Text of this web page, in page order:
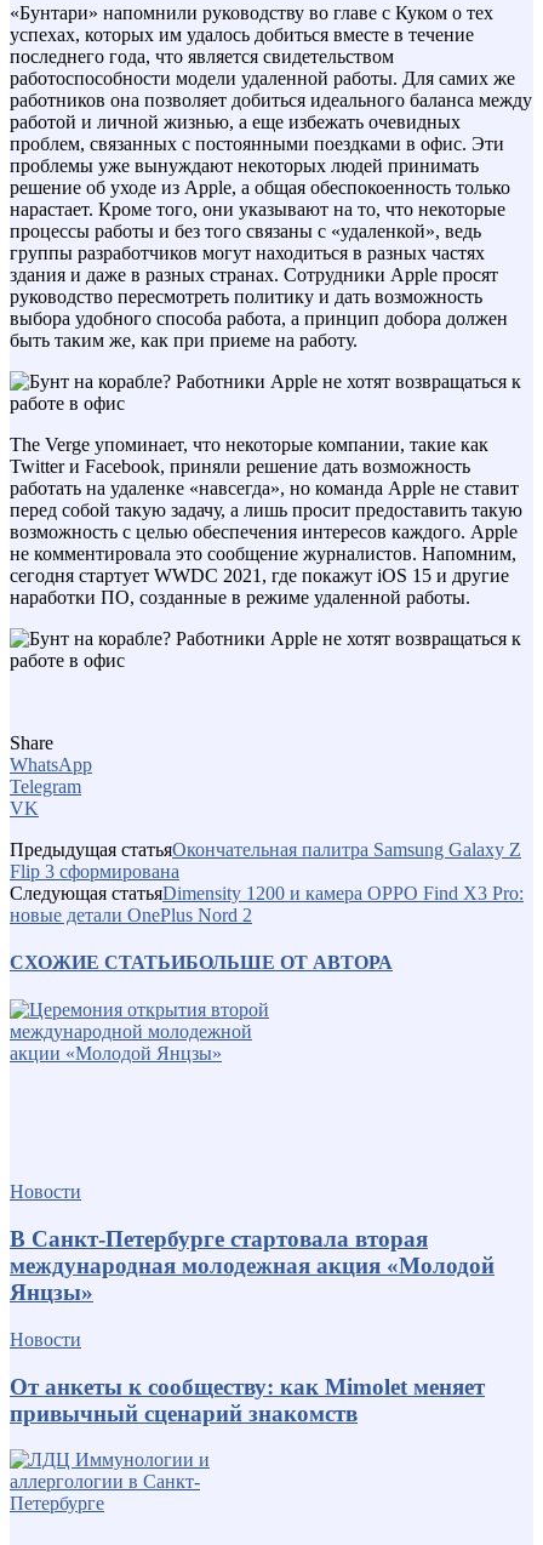
«Бунтари» напомнили руководству во главе с Куком о тех
успехах, которых им удалось добиться вместе в течение
последнего года, что является свидетельством
работоспособности модели удаленной работы. Для самих же
работников она позволяет добиться идеального баланса между
работой и личной жизнью, а еще избежать очевидных
проблем, связанных с постоянными поездками в офис. Эти
проблемы уже вынуждают некоторых людей принимать
решение об уходе из Apple, а общая обеспокоенность только
нарастает. Кроме того, они указывают на то, что некоторые
процессы работы и без того связаны с «удаленкой», ведь
группы разработчиков могут находиться в разных частях
здания и даже в разных странах. Сотрудники Apple просят
руководство пересмотреть политику и дать возможность
выбора удобного способа работа, а принцип добора должен
быть таким же, как при приеме на работу.
The Verge упоминает, что некоторые компании, такие как
Twitter и Facebook, приняли решение дать возможность
работать на удаленке «навсегда», но команда Apple не ставит
перед собой такую задачу, а лишь просит предоставить такую
возможность с целью обеспечения интересов каждого. Apple
не комментировала это сообщение журналистов. Напомним,
сегодня стартует WWDC 2021, где покажут iOS 15 и другие
наработки ПО, созданные в режиме удаленной работы.
Share
WhatsApp
Telegram
VK
Предыдущая статьяОкончательная палитра Samsung Galaxy Z
Flip 3 сформирована
Следующая статьяDimensity 1200 и камера OPPO Find X3 Pro:
новые детали OnePlus Nord 2
СХОЖИЕ СТАТЬИБОЛЬШЕ ОТ АВТОРА
Новости
В Санкт-Петербурге стартовала вторая
международная молодежная акция «Молодой
Янцзы»
Новости
От анкеты к сообществу: как Mimolet меняет
привычный сценарий знакомств